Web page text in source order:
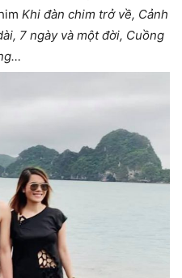
Khi đàn chim trở về, Cảnh
7 ngày và một đời, Cuồng